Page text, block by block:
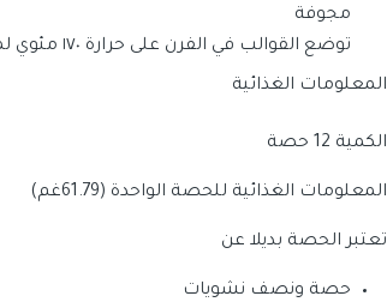
مجوفة
توضع القوالب في الفرن على حرارة ١٧٠ مئوي لمدة ٢٠-25 دقيقة
المعلومات الغذائية
الكمية 12 حصة
المعلومات الغذائية للحصة الواحدة (61.79غم)
تعتبر الحصة بديلا عن
حصة ونصف نشويات